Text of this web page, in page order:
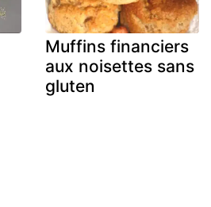
Muffins financiers
aux noisettes sans
gluten